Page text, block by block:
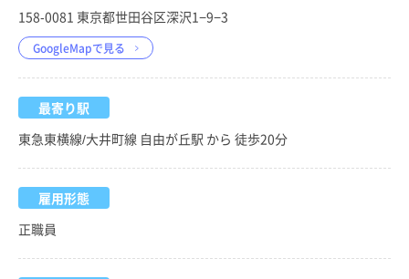
158-0081 東京都世田谷区深沢1−9−3
GoogleMapで見る
最寄り駅
東急東横線/大井町線 自由が丘駅 から 徒歩20分
雇用形態
正職員